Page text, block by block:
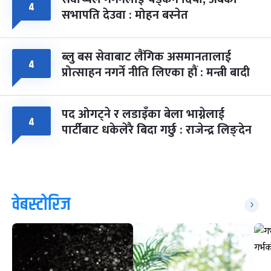
४ सभापति देउवा : मोहन बस्नेत
४ ब्लु बस सेवाबाट लैंगिक असमानतालाई
प्रोत्साहन नगर्ने नीति लिएका हौं : मन्त्री बादी
४ पद ओगट्ने र लडाइँका बेला भाग्नेलाई
पार्टीबाट धकेलेरै बिदा गर्छु : राजेन्द्र लिङ्देन
वेबस्टोरिज